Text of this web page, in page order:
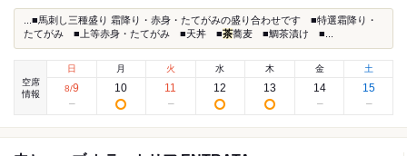
...■馬刺し三種盛り 霜降り・赤身・たてがみの盛り合わせです ■特選霜降り・
たてがみ ■上等赤身・たてがみ ■天丼 ■茶蕎麦 ■鯛茶漬け ■...
空席
情報
日
8/9
月
10
火
11
水
12
木
13
金
14
土
15